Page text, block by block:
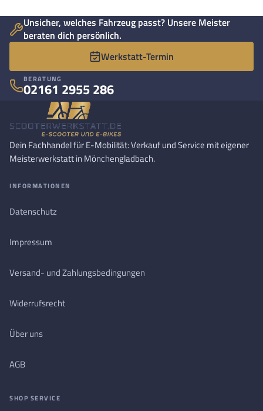
Unsicher, welches Fahrzeug passt? Unsere Meister
beraten dich persönlich.
Werkstatt-Termin
BERATUNG
02161 2955 286
Dein Fachhandel für E-Mobilität: Verkauf und Service mit eigener
Meisterwerkstatt in Mönchengladbach.
INFORMATIONEN
Datenschutz
Impressum
Versand- und Zahlungsbedingungen
Widerrufsrecht
Über uns
AGB
SHOP SERVICE